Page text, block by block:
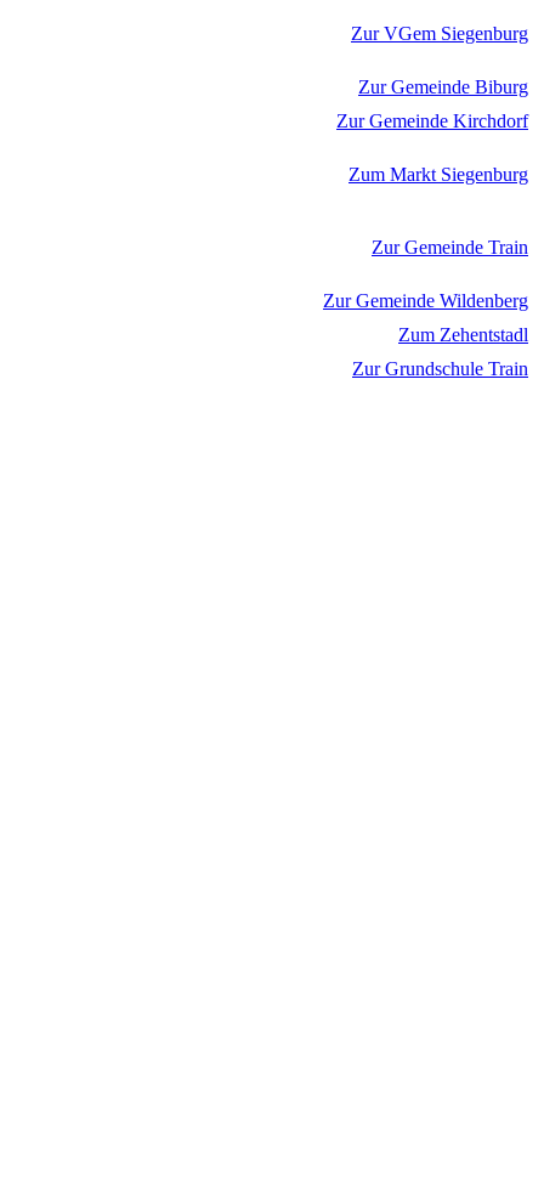
Zur VGem Siegenburg
Zur Gemeinde Biburg
Zur Gemeinde Kirchdorf
Zum Markt Siegenburg
Zur Gemeinde Train
Zur Gemeinde Wildenberg
Zum Zehentstadl
Zur Grundschule Train